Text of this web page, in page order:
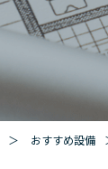
おすすめ設備